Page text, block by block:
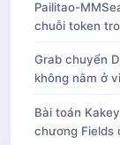
Pailitao-
chuỗi token
Grab chuyển
không nằm ở
Bài toán
chương Fields